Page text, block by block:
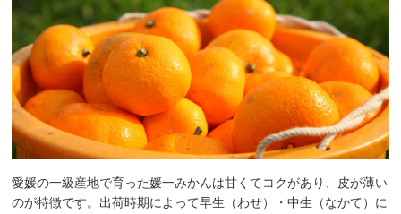
愛媛の一級産地で育った媛一みかんは甘くてコクがあり、皮が薄い
のが特徴です。出荷時期によって早生（わせ）・中生（なかて）に